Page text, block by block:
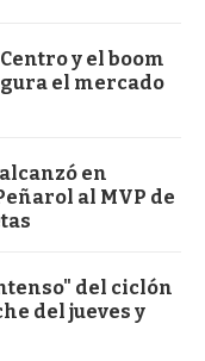
y el boom
el mercado
en
al MVP de
del ciclón
del jueves y